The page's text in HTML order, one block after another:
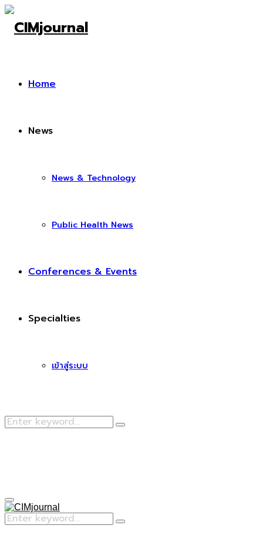
Home
News
News & Technology
Public Health News
Conferences & Events
Specialties
เข้าสู่ระบบ
Search
Search
Primary
Menu
Search
for:
Search